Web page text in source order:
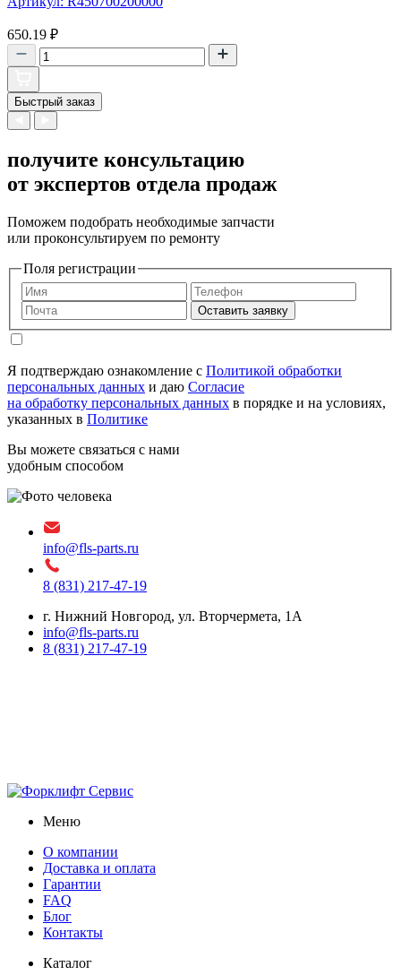
650.19 ₽
Быстрый заказ
получите консультацию
от экспертов отдела продаж
Поможем подобрать необходимые запчасти
или проконсультируем по ремонту
Поля регистрации
Оставить заявку
Я подтверждаю ознакомление с Политикой обработки
персональных данных и даю Согласие
на обработку персональных данных в порядке и на условиях,
указанных в Политике
Вы можете связаться с нами
удобным способом
info@fls-parts.ru
8 (831) 217-47-19
г. Нижний Новгород, ул. Вторчермета, 1А
info@fls-parts.ru
8 (831) 217-47-19
Меню
О компании
Доставка и оплата
Гарантии
FAQ
Блог
Контакты
Каталог